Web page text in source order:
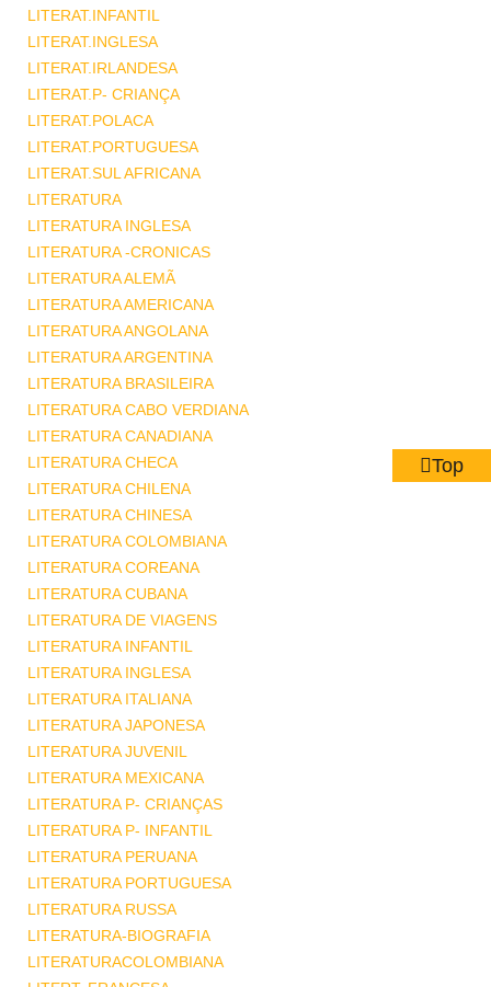
LITERAT.INFANTIL
LITERAT.INGLESA
LITERAT.IRLANDESA
LITERAT.P- CRIANÇA
LITERAT.POLACA
LITERAT.PORTUGUESA
LITERAT.SUL AFRICANA
LITERATURA
LITERATURA INGLESA
LITERATURA -CRONICAS
LITERATURA ALEMÃ
LITERATURA AMERICANA
LITERATURA ANGOLANA
LITERATURA ARGENTINA
LITERATURA BRASILEIRA
LITERATURA CABO VERDIANA
LITERATURA CANADIANA
LITERATURA CHECA
LITERATURA CHILENA
LITERATURA CHINESA
LITERATURA COLOMBIANA
LITERATURA COREANA
LITERATURA CUBANA
LITERATURA DE VIAGENS
LITERATURA INFANTIL
LITERATURA INGLESA
LITERATURA ITALIANA
LITERATURA JAPONESA
LITERATURA JUVENIL
LITERATURA MEXICANA
LITERATURA P- CRIANÇAS
LITERATURA P- INFANTIL
LITERATURA PERUANA
LITERATURA PORTUGUESA
LITERATURA RUSSA
LITERATURA-BIOGRAFIA
LITERATURACOLOMBIANA
Top